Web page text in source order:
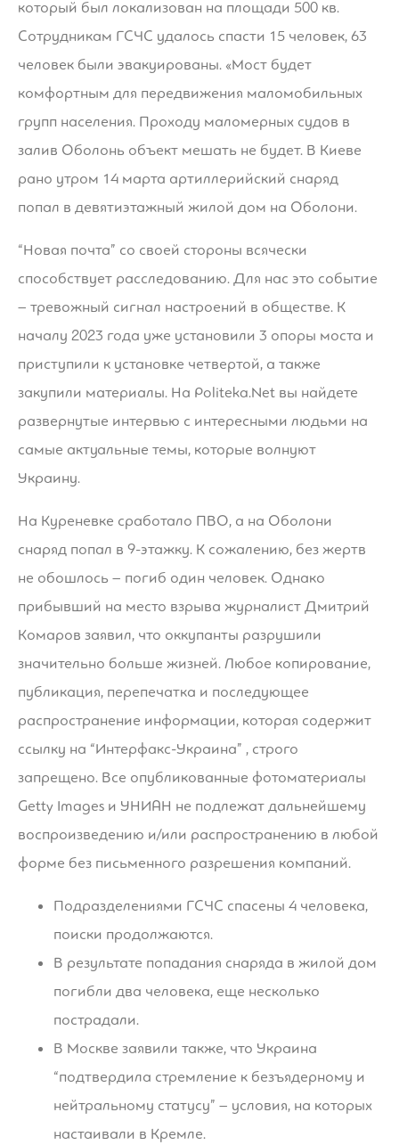
который был локализован на площади 500 кв.
Сотрудникам ГСЧС удалось спасти 15 человек, 63
человек были эвакуированы. «Мост будет
комфортным для передвижения маломобильных
групп населения. Проходу маломерных судов в
залив Оболонь объект мешать не будет. В Киеве
рано утром 14 марта артиллерийский снаряд
попал в девятиэтажный жилой дом на Оболони.
“Новая почта” со своей стороны всячески
способствует расследованию. Для нас это событие
– тревожный сигнал настроений в обществе. К
началу 2023 года уже установили 3 опоры моста и
приступили к установке четвертой, а также
закупили материалы. На Politeka.Net вы найдете
развернутые интервью с интересными людьми на
самые актуальные темы, которые волнуют
Украину.
На Куреневке сработало ПВО, а на Оболони
снаряд попал в 9-этажку. К сожалению, без жертв
не обошлось – погиб один человек. Однако
прибывший на место взрыва журналист Дмитрий
Комаров заявил, что оккупанты разрушили
значительно больше жизней. Любое копирование,
публикация, перепечатка и последующее
распространение информации, которая содержит
ссылку на “Интерфакс-Украина” , строго
запрещено. Все опубликованные фотоматериалы
Getty Images и УНИАН не подлежат дальнейшему
воспроизведению и/или распространению в любой
форме без письменного разрешения компаний.
Подразделениями ГСЧС спасены 4 человека,
поиски продолжаются.
В результате попадания снаряда в жилой дом
погибли два человека, еще несколько
пострадали.
В Москве заявили также, что Украина
“подтвердила стремление к безъядерному и
нейтральному статусу” – условия, на которых
настаивали в Кремле.